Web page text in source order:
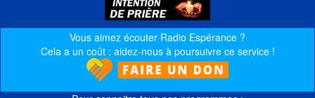
Vous aimez écouter Radio Espérance ?
Cela a un coût : aidez-nous à poursuivre ce service !